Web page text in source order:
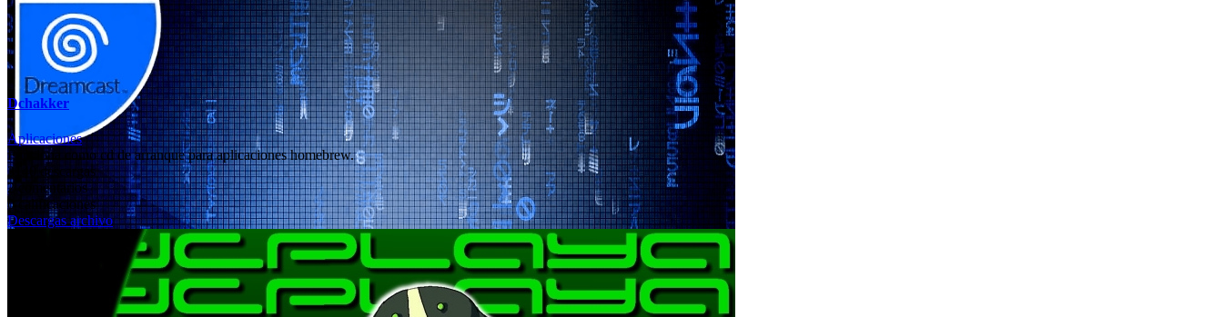
Dchakker
Aplicaciones
Funciona como cd de arranque para aplicaciones homebrew.
3140 descargas
2 comentarios
0 calificaciones
Descargas archivo